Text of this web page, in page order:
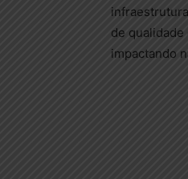
de
impactando